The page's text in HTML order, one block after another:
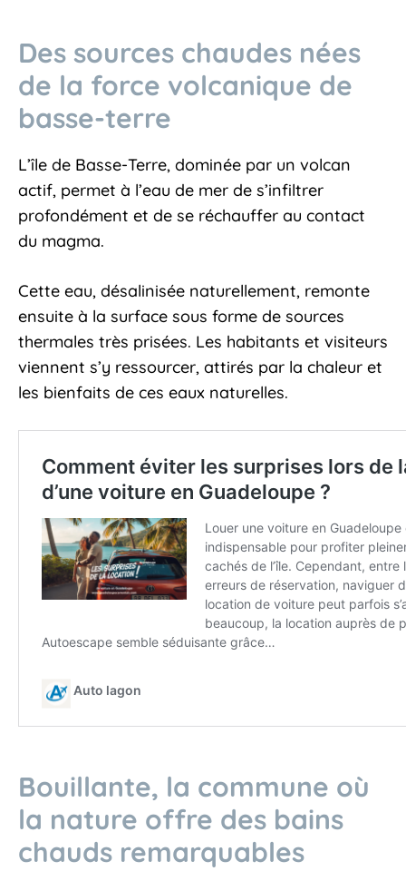
Des sources chaudes nées
de la force volcanique de
basse-terre
L’île de Basse-Terre, dominée par un volcan
actif, permet à l’eau de mer de s’infiltrer
profondément et de se réchauffer au contact
du magma.
Cette eau, désalinisée naturellement, remonte
ensuite à la surface sous forme de sources
thermales très prisées. Les habitants et visiteurs
viennent s’y ressourcer, attirés par la chaleur et
les bienfaits de ces eaux naturelles.
Bouillante, la commune où
la nature offre des bains
chauds remarquables